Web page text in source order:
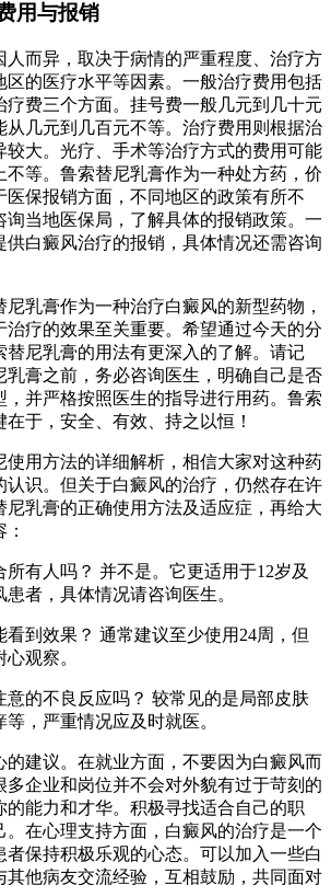
用与报销
人而异，取决于病情的严重程度、治疗方
区的医疗水平等因素。一般治疗费用包括
疗费三个方面。挂号费一般几元到几十元
从几元到几百元不等。治疗费用则根据治
较大。光疗、手术等治疗方式的费用可能
不等。鲁索替尼乳膏作为一种处方药，价
医保报销方面，不同地区的政策有所不
询当地医保局，了解具体的报销政策。一
供白癜风治疗的报销，具体情况还需咨询
乳膏作为一种治疗白癜风的新型药物，
治疗的效果至关重要。希望通过今天的分
替尼乳膏的用法有更深入的了解。请记
乳膏之前，务必咨询医生，明确自己是否
，并严格按照医生的指导进行用药。鲁索
于，安全、有效、持之以恒！
使用方法的详细解析，相信大家对这种药
认识。但关于白癜风的治疗，仍然存在许
尼乳膏的正确使用方法及适应症，再给大
所有人吗？ 并不是。它更适用于12岁及
者，具体情况请咨询医生。
看到效果？ 通常建议至少使用24周，但
观察。
意的不良反应吗？ 较常见的是局部皮肤
，严重情况应及时就医。
的建议。在就业方面，不要因为白癜风而
多企业和岗位并不会对外貌有过于苛刻的
的能力和才华。积极寻找适合自己的职
。在心理支持方面，白癜风的治疗是一个
者保持积极乐观的心态。可以加入一些白
其他病友交流经验，互相鼓励，共同面对